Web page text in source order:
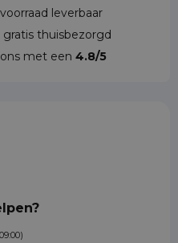
leverbaar
thuisbezorgd
met een 4.8/5